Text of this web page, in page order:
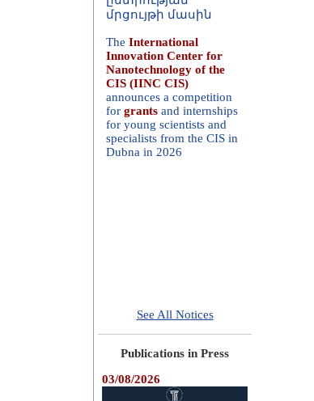
TheInternational
Nanotechnology of the
CIS (IINC CIS)
announces a competition
forgrantsand internships
for young scientists and
specialists from the CIS in
Dubna in 2026
See All Notices
Publications in Press
03/08/2026